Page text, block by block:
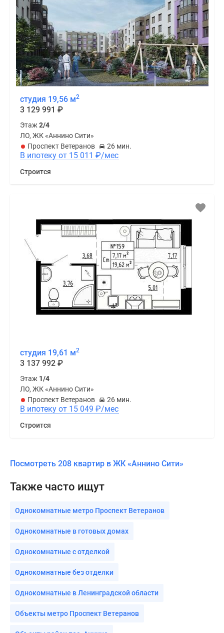
студия 19,56 м2
3 129 991 ₽
Этаж2/4
ЛО, ЖК «Аннино Сити»
Проспект Ветеранов
26 мин.
В ипотеку от 15 011 ₽/мес
Строится
студия 19,61 м2
3 137 992 ₽
Этаж 1/4
ЛО, ЖК «Аннино Сити»
Проспект Ветеранов
26 мин.
В ипотеку от 15 049 ₽/мес
Строится
Посмотреть 208 квартир в ЖК «Аннино Сити»
Также часто ищут
Однокомнатные метро Проспект Ветеранов
Однокомнатные в готовых домах
Однокомнатные с отделкой
Однокомнатные без отделки
Однокомнатные в Ленинградской области
Объекты метро Проспект Ветеранов